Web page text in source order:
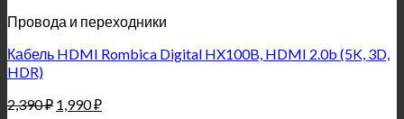
Провода и переходники
Кабель HDMI Rombica Digital HX100B, HDMI 2.0b (5K, 3D,
HDR)
2,390₽ 1,990₽